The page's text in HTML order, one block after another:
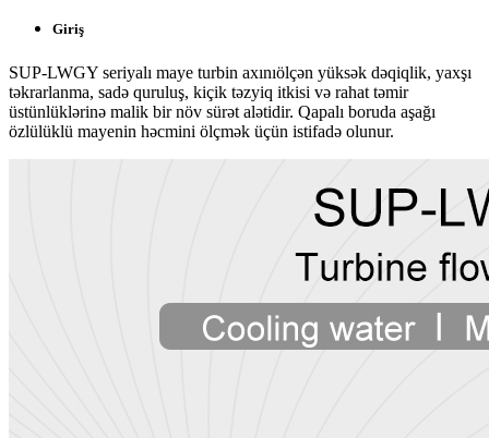
Giriş
SUP-LWGY seriyalı maye turbin axınıölçən yüksək dəqiqlik, yaxşı
təkrarlanma, sadə quruluş, kiçik təzyiq itkisi və rahat təmir
üstünlüklərinə malik bir növ sürət alətidir. Qapalı boruda aşağı
özlülüklü mayenin həcmini ölçmək üçün istifadə olunur.